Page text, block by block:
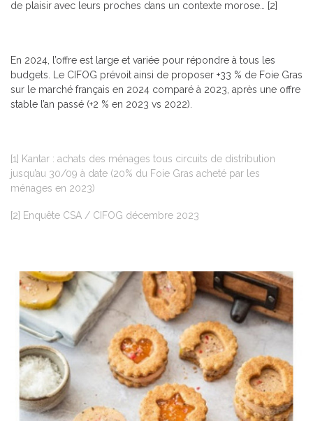
de plaisir avec leurs proches dans un contexte morose…
[2]
En 2024, l’offre est large et variée pour répondre à tous les
budgets. Le CIFOG prévoit ainsi de proposer +33 % de Foie Gras
sur le marché français en 2024 comparé à 2023, après une offre
stable l’an passé (+2 % en 2023 vs 2022).
[1] Kantar : achats des ménages tous circuits de distribution
jusqu’au 30/09 à date (20% du Foie Gras acheté par les
ménages en 2023)
[2] Enquête CSA / CIFOG décembre 2023